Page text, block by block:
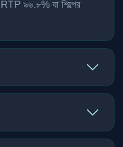
RTP ৯৬.৮% যা শিল্পের